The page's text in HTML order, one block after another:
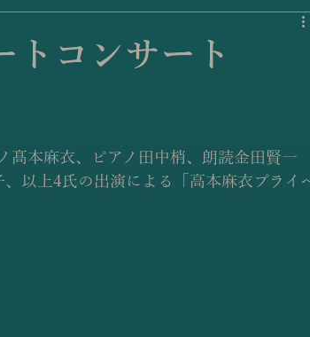
トコンサート
髙本麻衣、ピアノ田中梢、朗読金田賢一
以上4氏の出演による「高本麻衣プライ